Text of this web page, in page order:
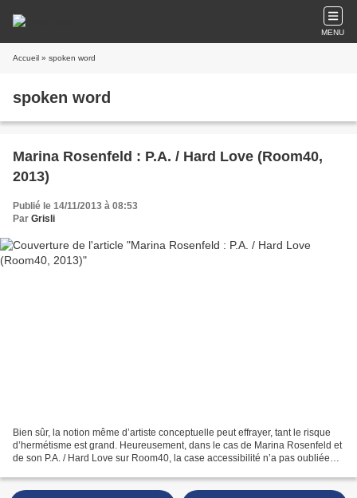
MENU
Accueil » spoken word
spoken word
Marina Rosenfeld : P.A. / Hard Love (Room40,
2013)
Publié le 14/11/2013 à 08:53
Par Grisli
Bien sûr, la notion même d’artiste conceptuelle peut effrayer, tant le risque
d’hermétisme est grand. Heureusement, dans le cas de Marina Rosenfeld et
de son P.A. / Hard Love sur Room40, la case accessibilité n’a pas oubliée